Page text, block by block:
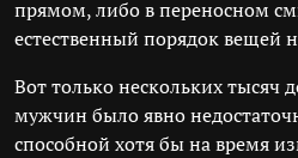
прямом, либо в переносном
естественный порядок вещей
Вот только нескольких тысяч
мужчин было явно
способной хотя бы на время